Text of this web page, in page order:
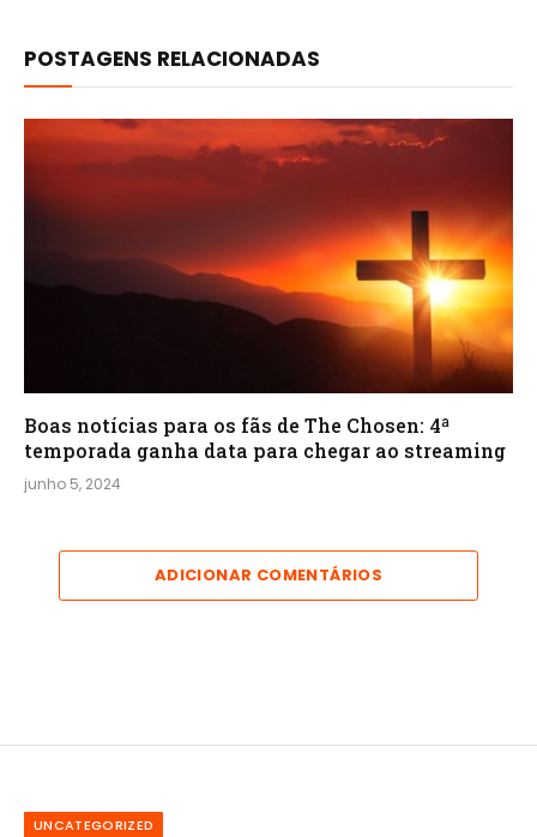
POSTAGENS RELACIONADAS
Boas notícias para os fãs de The Chosen: 4ª
temporada ganha data para chegar ao streaming
junho 5, 2024
ADICIONAR COMENTÁRIOS
UNCATEGORIZED